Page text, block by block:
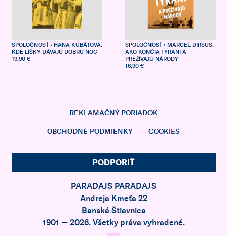
SPOLOČNOSŤ› HANA KUBÁTOVÁ:
KDE LÍŠKY DÁVAJÚ DOBRÚ NOC
19,90 €
SPOLOČNOSŤ› MARCEL DIRSUS:
AKO KONČIA TYRANI A
PREŽÍVAJÚ NÁRODY
16,90 €
REKLAMAČNÝ PORIADOK
OBCHODNÉ PODMIENKY COOKIES
PODPORIŤ
PARADAJS PARADAJS
Andreja Kmeťa 22
Banská Štiavnica
1901 — 2026. Všetky práva vyhradené.